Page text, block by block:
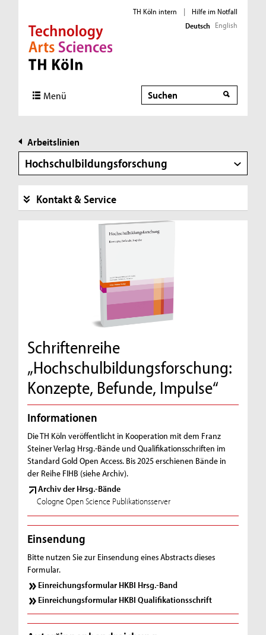
Direkt zur Hauptnavigation
Direkt zur Subnavigation
Direkt zum Inhalt
Direkt zum Fußbereich
TH Köln intern |
Hilfe im Notfall
Deutsch English
Menü Suche
Arbeitslinien
Hochschulbildungsforschung
Kontakt & Service
Schriftenreihe
„Hochschulbildungsforschung:
Konzepte, Befunde, Impulse“
Informationen
Die TH Köln veröffentlicht in Kooperation mit dem Franz
Steiner Verlag Hrsg.-Bände und Qualifikationsschriften im
Standard Gold Open Access. Bis 2025 erschienen Bände in
der Reihe FIHB (siehe Archiv).
Archiv der Hrsg.-Bände
Cologne Open Science Publikationsserver
Einsendung
Bitte nutzen Sie zur Einsendung eines Abstracts dieses
Formular.
Einreichungsformular HKBI Hrsg.-Band
Einreichungsformular HKBI Qualifikationsschrift